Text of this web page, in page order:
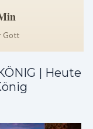
Gott
| Heute